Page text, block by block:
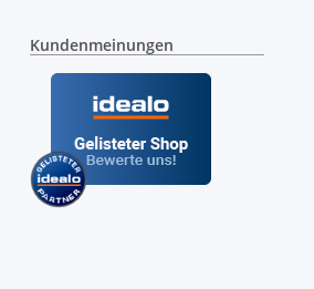
Kundenmeinungen